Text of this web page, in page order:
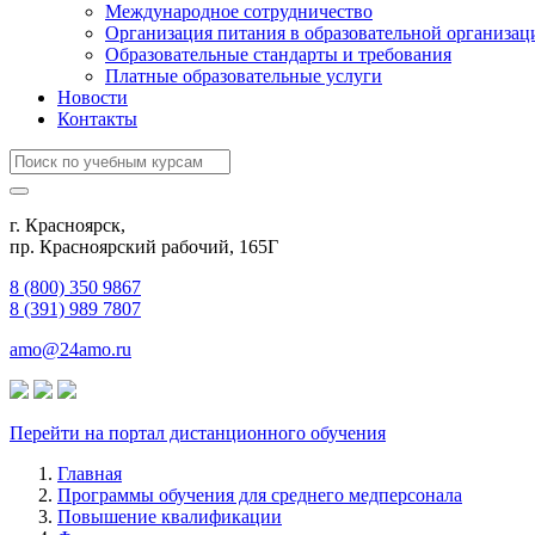
Международное сотрудничество
Организация питания в образовательной
Образовательные стандарты и требования
Платные образовательные услуги
Новости
Контакты
г. Красноярск,
пр. Красноярский рабочий, 165Г
8 (800) 350 9867
8 (391) 989 7807
amo@24amo.ru
Перейти на портал дистанционного обучения
Главная
Программы обучения для среднего медперсонала
Повышение квалификации